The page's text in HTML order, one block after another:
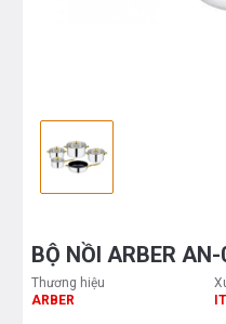
BỘ NỒI ARBER AN-
Thương hiệu
ARBER